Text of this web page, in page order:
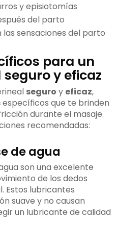
y episiotomías
del parto
sensaciones del parto
para un
y eficaz
seguro y eficaz,
específicos que te brinden
durante el masaje.
recomendadas:
de agua
son una excelente
de los dedos
Estos lubricantes
suave y no causan
un lubricante de calidad